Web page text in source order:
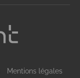
Mentions légales